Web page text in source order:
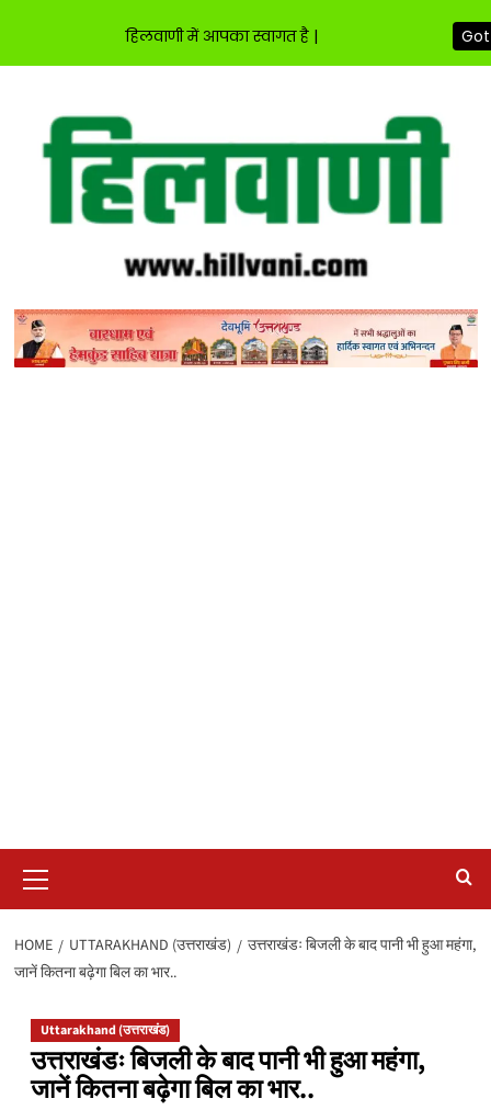
content
Menu
HOME UTTARAKHAND (उत्तराखंड)
उत्तराखंडः बिजली के बाद पानी भी हुआ महंगा,
जानें कितना बढ़ेगा बिल का भार..
Uttarakhand (उत्तराखंड)
उत्तराखंडः बिजली के बाद पानी भी हुआ महंगा,
जानें कितना बढ़ेगा बिल का भार..
हिलवाणी में आपका स्वागत है |